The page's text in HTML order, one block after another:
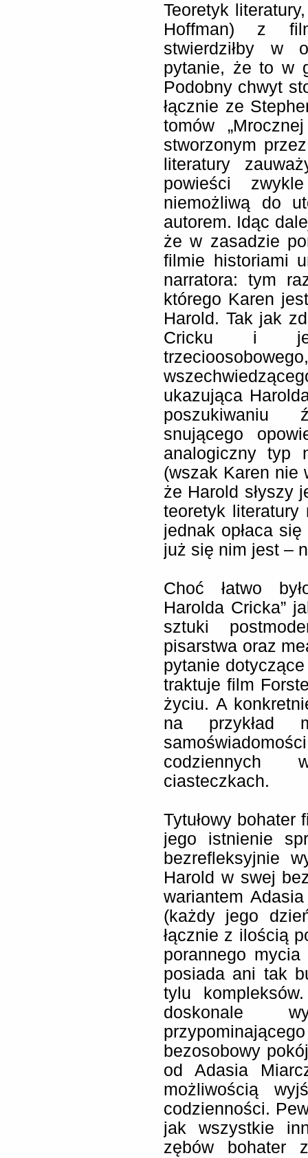
Teoretyk
Hoffman) z
stwierdziłby w
pytanie, że to w
Podobny chwyt
łącznie ze
tomów
stworzonym
literatury
powieści
niemożliwą do
autorem. Idąc
że w zasadzie
filmie historiami
narratora: tym
którego Karen
Harold. Tak jak
Cricku i
ukazująca
poszukiwaniu
snującego
analogiczny typ
(wszak Karen nie
że Harold słyszy
teoretyk literatury
jednak opłaca
już się nim jest –
Choć łatwo
Harolda Cricka”
sztuki
pisarstwa oraz
pytanie
traktuje film
życiu. A
na przykład
codziennych
ciasteczkach.
Tytułowy bohater
jego istnienie
bezrefleksyjnie
Harold w swej
wariantem
(każdy jego
łącznie z ilością
porannego
posiada ani tak
tylu
doskonale
bezosobowy
od Adasia
możliwością
codzienności.
jak wszystkie
zębów bohater